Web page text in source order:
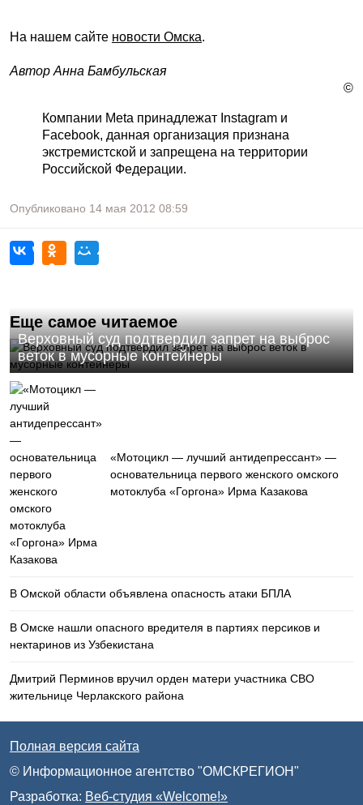
На нашем сайте новости Омска.
Автор Анна Бамбульская
©
Компании Meta принадлежат Instagram и
Facebook, данная организация признана
экстремистской и запрещена на территории
Российской Федерации.
Опубликовано 14 мая 2012 08:59
Еще самое читаемое
Верховный суд подтвердил запрет на выброс
веток в мусорные контейнеры
«Мотоцикл — лучший антидепрессант» —
основательница первого женского омского
мотоклуба «Горгона» Ирма Казакова
В Омской области объявлена опасность атаки БПЛА
В Омске нашли опасного вредителя в партиях персиков и
нектаринов из Узбекистана
Дмитрий Перминов вручил орден матери участника СВО
жительнице Черлакского района
Полная версия сайта
© Информационное агентство "ОМСКРЕГИОН"
Разработка: Веб-студия «Welcome!»